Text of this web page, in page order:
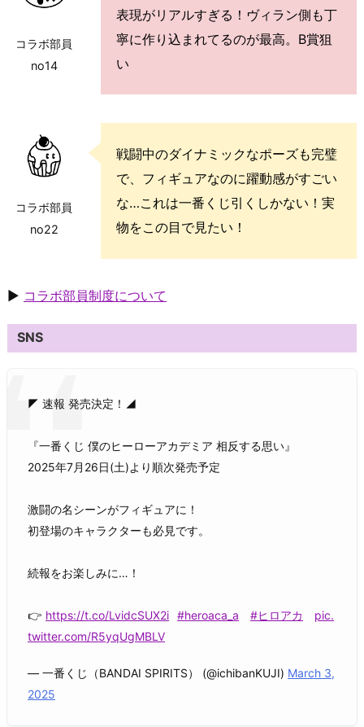
コラボ部員
no14
表現がリアルすぎる！ヴィラン側も丁
寧に作り込まれてるのが最高。B賞狙
い
コラボ部員
no22
戦闘中のダイナミックなポーズも完璧
で、フィギュアなのに躍動感がすごい
な…これは一番くじ引くしかない！実
物をこの目で見たい！
▶ コラボ部員制度について
SNS
◤ 速報 発売決定！◢
『一番くじ 僕のヒーローアカデミア 相反する思い』
2025年7月26日(土)より順次発売予定
激闘の名シーンがフィギュアに！
初登場のキャラクターも必見です。
続報をお楽しみに…！
👉 https://t.co/LvidcSUX2i #heroaca_a #ヒロアカ
pic.
twitter.com/R5yqUgMBLV
— 一番くじ（BANDAI SPIRITS） (@ichibanKUJI) March 3,
2025